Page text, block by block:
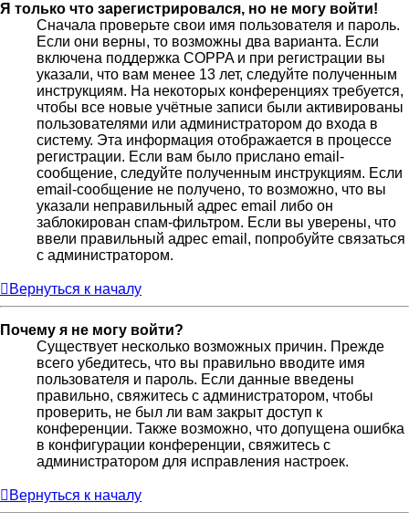
Я только что зарегистрировался, но не могу войти!
Сначала проверьте свои имя пользователя и пароль.
Если они верны, то возможны два варианта. Если
включена поддержка COPPA и при регистрации вы
указали, что вам менее 13 лет, следуйте полученным
инструкциям. На некоторых конференциях требуется,
чтобы все новые учётные записи были активированы
пользователями или администратором до входа в
систему. Эта информация отображается в процессе
регистрации. Если вам было прислано email-
сообщение, следуйте полученным инструкциям. Если
email-сообщение не получено, то возможно, что вы
указали неправильный адрес email либо он
заблокирован спам-фильтром. Если вы уверены, что
ввели правильный адрес email, попробуйте связаться
с администратором.
Вернуться к началу
Почему я не могу войти?
Существует несколько возможных причин. Прежде
всего убедитесь, что вы правильно вводите имя
пользователя и пароль. Если данные введены
правильно, свяжитесь с администратором, чтобы
проверить, не был ли вам закрыт доступ к
конференции. Также возможно, что допущена ошибка
в конфигурации конференции, свяжитесь с
администратором для исправления настроек.
Вернуться к началу